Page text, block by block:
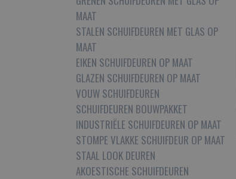
MAAT
STALEN SCHUIFDEUREN MET GLAS OP
MAAT
EIKEN SCHUIFDEUREN OP MAAT
GLAZEN SCHUIFDEUREN OP MAAT
VOUW SCHUIFDEUREN
SCHUIFDEUREN BOUWPAKKET
INDUSTRIËLE SCHUIFDEUREN OP MAAT
STOMPE VLAKKE SCHUIFDEUR OP MAAT
STAAL LOOK DEUREN
AKOESTISCHE SCHUIFDEUREN